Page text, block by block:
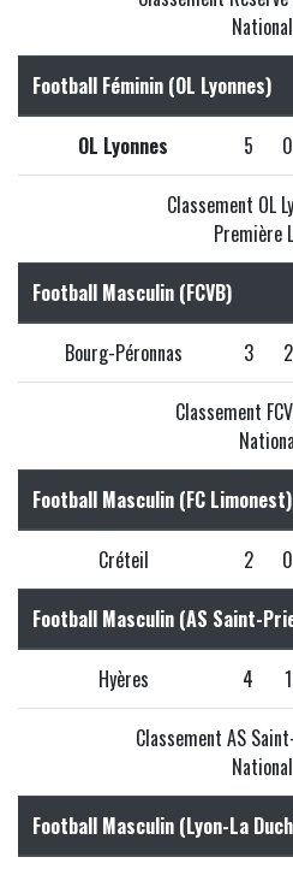
Football Féminin (OL Lyonnes)
OL Lyonnes 5 0
Classement OL
Première
Football Masculin (FCVB)
Bourg-Péronnas 3 2
Classement
Football Masculin (FC Limonest)
Créteil 2 0
Football Masculin (AS Saint-
Hyères 4 1
Classement AS
Football Masculin (Lyon-La